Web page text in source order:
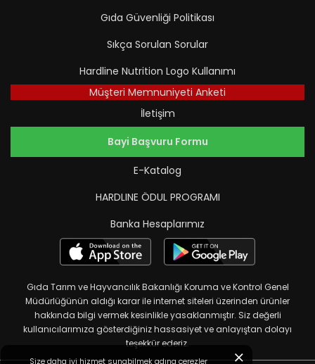
Size daha iyi hizmet sunabilmek adına çerezler
Gıda Güvenliği Politikası
Sıkça Sorulan Sorular
Hardline Nutrition Logo Kullanımı
Müşteri Memnuniyeti Anketi
İletişim
Bayi Başvuru Formu
E-Katalog
HARDLINE ÖDUL PROGRAMI
Banka Hesaplarımız
Gıda Tarım ve Hayvancılık Bakanlığı Koruma ve Kontrol Genel
Müdürlüğünün aldığı karar ile internet siteleri üzerinden ürünler
hakkında bilgi vermek kesinlikle yasaklanmıştır. Siz değerli
kullanıcılarımıza gösterdiğiniz hassasiyet ve anlayıştan dolayı
teşekkür ederiz.